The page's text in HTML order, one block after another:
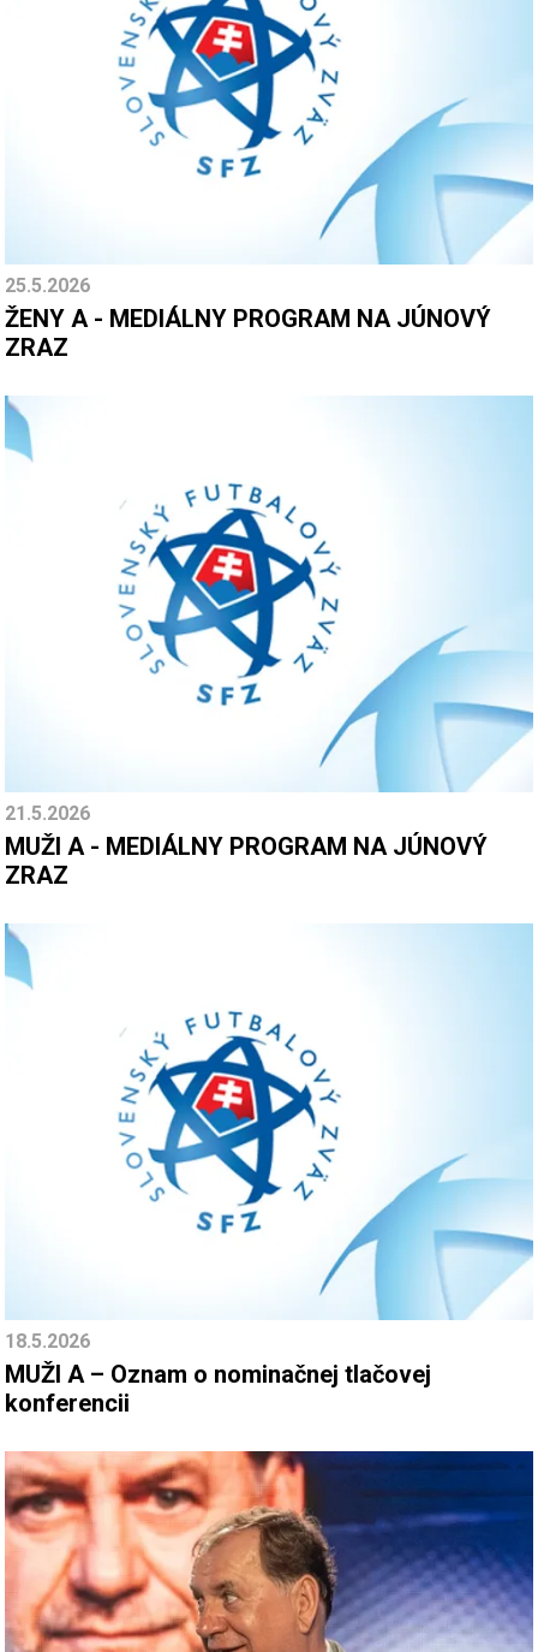
25.5.2026
ŽENY A - MEDIÁLNY PROGRAM NA JÚNOVÝ
ZRAZ
21.5.2026
MUŽI A - MEDIÁLNY PROGRAM NA JÚNOVÝ
ZRAZ
18.5.2026
MUŽI A – Oznam o nominačnej tlačovej
konferencii